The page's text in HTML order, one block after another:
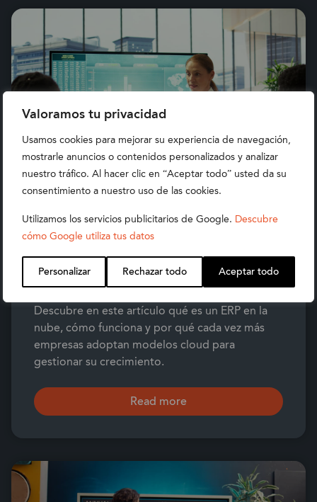
Valoramos tu privacidad
Usamos cookies para mejorar su experiencia de navegación,
mostrarle anuncios o contenidos personalizados y analizar
nuestro tráfico. Al hacer clic en “Aceptar todo” usted da su
consentimiento a nuestro uso de las cookies.
Utilizamos los servicios publicitarios de Google. Descubre
cómo Google utiliza tus datos
Personalizar Rechazar todo Aceptar todo
¿QUÉ ES UN ERP EN LA NUBE Y
CÓMO FUNCIONA EN UNA
EMPRESA MODERNA?
Descubre en este artículo qué es un ERP en la
nube, cómo funciona y por qué cada vez más
empresas adoptan modelos cloud para
gestionar su crecimiento.
Read more